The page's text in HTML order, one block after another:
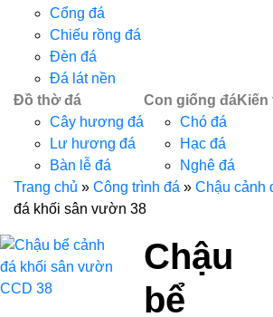
Cổng đá
Chiếu rồng đá
Đèn đá
Đá lát nền
Đồ thờ đá
Cây hương đá
Lư hương đá
Bàn lễ đá
Con giống đá
Chó đá
Hạc đá
Nghê đá
Trang chủ » Công trình đá » Chậu cảnh
đá khối sân vườn 38
Chậu
bể